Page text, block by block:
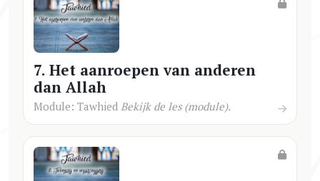
7. Het aanroepen van anderen
dan Allah
Module: Tawhied Bekijk de les (module).